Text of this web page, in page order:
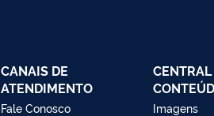
CANAIS DE
ATENDIMENTO
Fale Conosco
CENTRAL
Imagens